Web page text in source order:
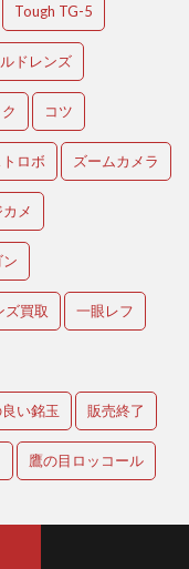
Tough TG-5
ドレンズ
コツ
トロボ ズームカメラ
メ
ン
ズ買取 一眼レフ
い銘玉 販売終了
鷹の目ロッコール